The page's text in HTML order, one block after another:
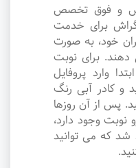
و فوق تخصص
برای خدمت
خود، به صورت
دهند. برای نوبت
وارد پروفایل
کادر آبی رنگ
پس از آن روزها
وجود دارد،
شد که می توانید